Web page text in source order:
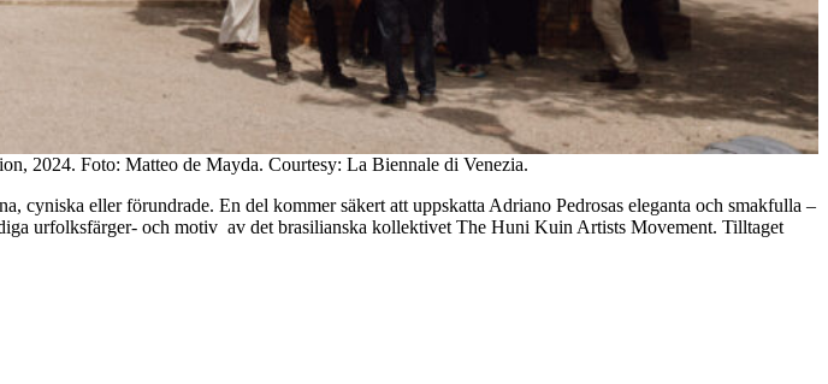
2024. Foto: Matteo de Mayda. Courtesy: La Biennale di Venezia.
cyniska eller förundrade. En del kommer säkert att uppskatta Adriano Pedrosas eleganta och smakfulla –
urfolksfärger- och motiv av det brasilianska kollektivet The Huni Kuin Artists Movement. Tilltaget